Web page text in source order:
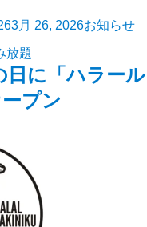
3月 26, 2026お知らせ
放題
日に「ハラール
プン